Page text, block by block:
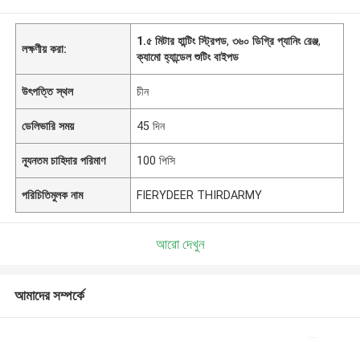
লক্ষণীয় করা:
1.৫ মিটার হান্টিং স্ট্রিপড,৩৬০ ডিগ্রি প্যানিং রেঞ্জ,
ক্যামো হ্যান্ডেল শুটিং বাইপড
উৎপত্তি স্থল চীন
ডেলিভারি সময় 45 দিন
ন্যূনতম চাহিদার পরিমাণ 100 পিসি
পরিচিতিমুলক নাম FIERYDEER THIRDARMY
আরো দেখুন
আমাদের সম্পর্কে